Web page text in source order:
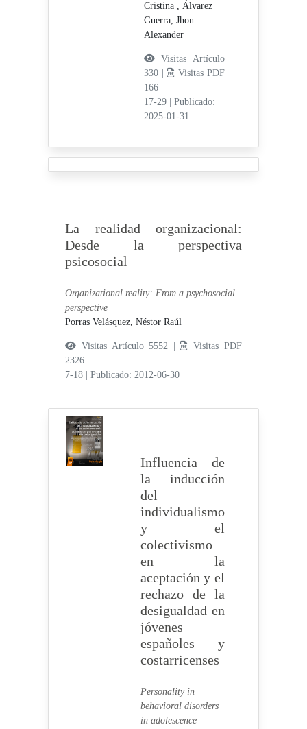
Cristina , Álvarez
Guerra, Jhon
Alexander
Visitas Artículo
330 |
Visitas PDF
166
17-29
Publicado:
2025-01-31
La realidad organizacional:
Desde la perspectiva
psicosocial
Organizational reality: From a psychosocial
perspective
Porras Velásquez, Néstor Raúl
Visitas Artículo 5552 |
Visitas PDF
2326
7-18
|Publicado: 2012-06-30
Influencia de
la inducción
del
individualismo
y el
colectivismo
en la
aceptación y el
rechazo de la
desigualdad en
jóvenes
españoles y
costarricenses
Personality in
behavioral disorders
in adolescence